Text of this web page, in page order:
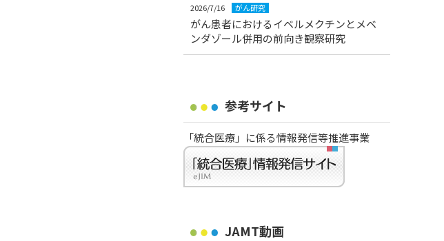
2026/7/16 がん研究
がん患者におけるイベルメクチンとメベ
ンダゾール併用の前向き観察研究
参考サイト
「統合医療」に係る情報発信等推進事業
JAMT動画